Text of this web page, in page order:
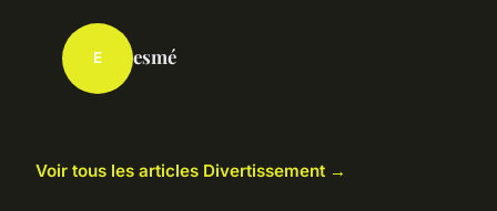
E esmé
Voir tous les articles Divertissement →